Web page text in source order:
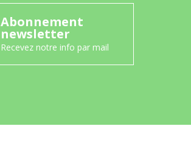
Abonnement
newsletter
Recevez notre info par mail